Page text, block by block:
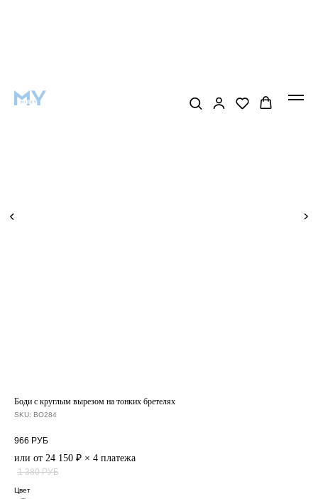
Боди с круглым вырезом на тонких бретелях
SKU: BO284
966 РУБ
или от 24 150 ₽ × 4 платежа
1 380 РУБ
Цвет